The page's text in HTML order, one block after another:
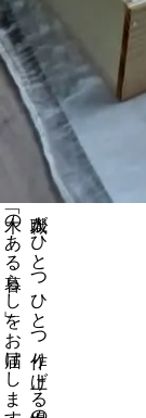
職人がひとつひとつ作り上げる自慢の製品が、
「木のある暮らし」をお届けします